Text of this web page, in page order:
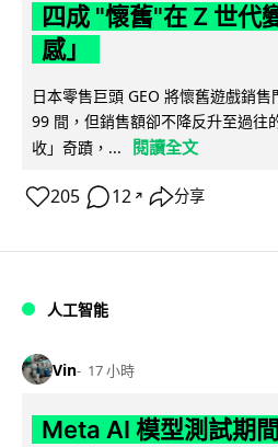
四成 "懷舊"在 Z 世代
感」
日本零售巨頭 GEO 將懷舊遊戲銷
99 間，但銷售額卻不降反升至過往
收」奇蹟，...
閱讀全文
205 12 ↗ 分享
人工智能
Vin 17 小時
Meta AI 模型測試期